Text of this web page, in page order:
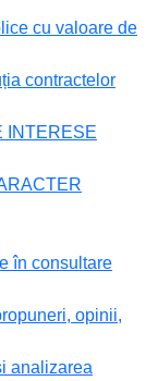
cu valoare de
contractelor
INTERESE
în consultare
opinii,
analizarea